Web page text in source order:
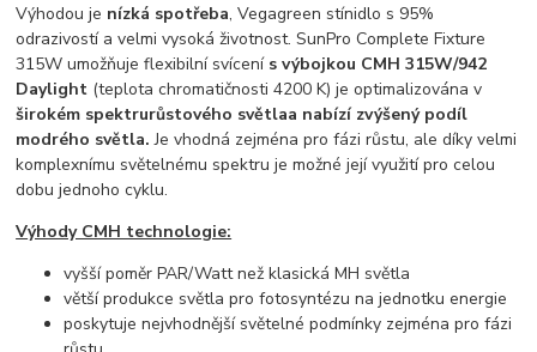
Výhodou je nízká spotřeba, Vegagreen stínidlo s 95%
odrazivostí a velmi vysoká životnost. SunPro Complete Fixture
315W umožňuje flexibilní svícení s výbojkou CMH 315W/942
Daylight (teplota chromatičnosti 4200 K) je optimalizována v
širokém spektrurůstového světlaa nabízí zvýšený podíl
modrého světla.Je vhodná zejména pro fázi růstu, ale díky velmi
komplexnímu světelnému spektru je možné její využití pro celou
dobu jednoho cyklu.
Výhody CMH technologie:
vyšší poměr PAR/Watt než klasická MH světla
větší produkce světla pro fotosyntézu na jednotku energie
poskytuje nejvhodnější světelné podmínky zejména pro fázi